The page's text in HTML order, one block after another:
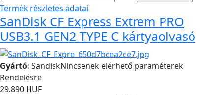
Termék részletes adatai
SanDisk CF Express Extrem PRO
USB3.1 GEN2 TYPE C kártyaolvasó
Gyártó: SandiskNincsenek elérhető paraméterek
Rendelésre
29.890 HUF